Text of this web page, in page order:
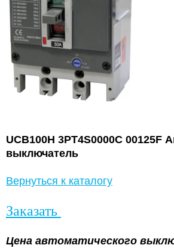
UCB100H 3PT4S0000C 00125F
выключатель
Вернуться к каталогу
Заказать
Цена автоматического